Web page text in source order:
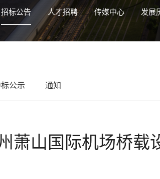
招标公告 人才招聘 传媒中心 发展
公示 通知
萧山国际机场桥载